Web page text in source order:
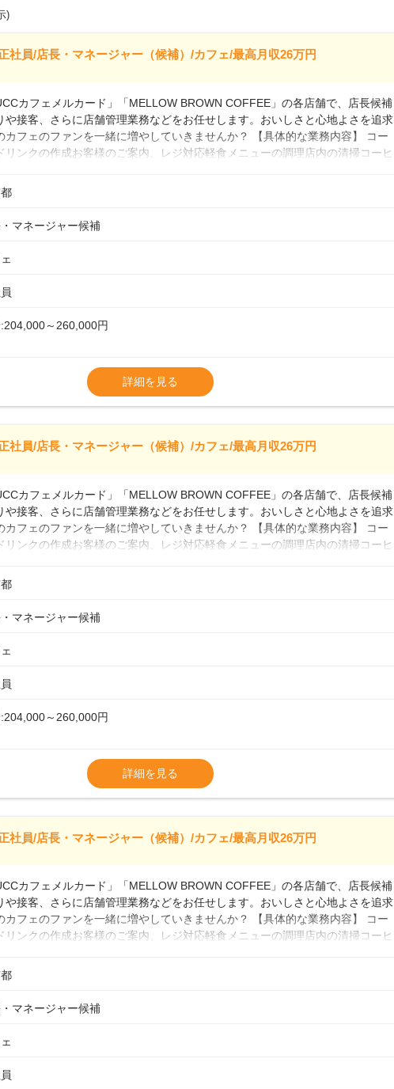
)
社員/店長・マネージャー（候補）/カフェ/最高月収26万円
カフェメルカード」「MELLOW BROWN COFFEE」の各店舗で、店長候補
や接客、さらに店舗管理業務などをお任せします。おいしさと心地よさを追求
カフェのファンを一緒に増やしていきませんか？ 【具体的な業務内容】 コー
リンクの作成お客様のご案内、レジ対応軽食メニューの調理店内の清掃コーヒ
に教えます。スタッフは20代から40代まで幅広い年齢層が活躍しており、チ
「カフェの接客は初めて」という方も安心してスタートを♪ ■ゆくゆくは店
す。「店舗のマネジメントなんて難しそう…」そんな心配は一切無用♪一つひ
もあり！長期のキャリア形成をしっかり支援します。
マネージャー候補
:204,000～260,000円
・スキルを考慮の上、決定します。
、残業代および各種手当あり
期間なし
職： ・西日本／月給26万7500円～ ・東日本／月給28万900円～
例・一般職：年収300万円／月給20.4万円＋賞与(年3回)・店長職：年収410
詳細を見る
社員/店長・マネージャー（候補）/カフェ/最高月収26万円
カフェメルカード」「MELLOW BROWN COFFEE」の各店舗で、店長候補
や接客、さらに店舗管理業務などをお任せします。おいしさと心地よさを追求
カフェのファンを一緒に増やしていきませんか？ 【具体的な業務内容】 コー
リンクの作成お客様のご案内、レジ対応軽食メニューの調理店内の清掃コーヒ
に教えます。スタッフは20代から40代まで幅広い年齢層が活躍しており、チ
す。基本マニュアルやトレーニング研修がしっかりあるので、スムーズに業務
「カフェの接客は初めて」という方も安心してスタートを♪ ■ゆくゆくは店
客業務になれたら、売上・シフト・在庫管理やスタッフ育成といった管理業務
す。「店舗のマネジメントなんて難しそう…」そんな心配は一切無用♪一つひ
ていきますので、無理のないペースで覚えていきましょう！さらにマネージャ
もあり！長期のキャリア形成をしっかり支援します。
マネージャー候補
:204,000～260,000円
・スキルを考慮の上、決定します。
、残業代および各種手当あり
期間なし
職： ・西日本／月給26万7500円～ ・東日本／月給28万900円～
例・一般職：年収300万円／月給20.4万円＋賞与(年3回)・店長職：年収410
詳細を見る
社員/店長・マネージャー（候補）/カフェ/最高月収26万円
カフェメルカード」「MELLOW BROWN COFFEE」の各店舗で、店長候補
や接客、さらに店舗管理業務などをお任せします。おいしさと心地よさを追求
カフェのファンを一緒に増やしていきませんか？ 【具体的な業務内容】 コー
リンクの作成お客様のご案内、レジ対応軽食メニューの調理店内の清掃コーヒ
に教えます。スタッフは20代から40代まで幅広い年齢層が活躍しており、チ
「カフェの接客は初めて」という方も安心してスタートを♪ ■ゆくゆくは店
す。「店舗のマネジメントなんて難しそう…」そんな心配は一切無用♪一つひ
もあり！長期のキャリア形成をしっかり支援します。
マネージャー候補